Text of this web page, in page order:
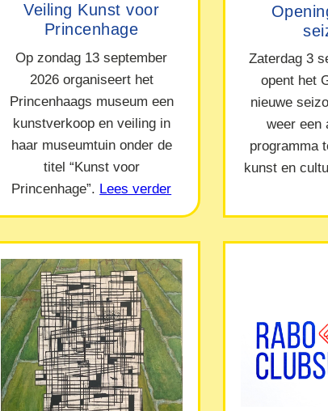
Veiling Kunst voor
Princenhage
Op zondag 13 september
2026 organiseert het
Princenhaags museum een
kunstverkoop en veiling in
haar museumtuin onder de
titel “Kunst voor
Princenhage”. Lees verder
Zaterdag 3
opent het
nieuwe
weer een
programma
kunst en